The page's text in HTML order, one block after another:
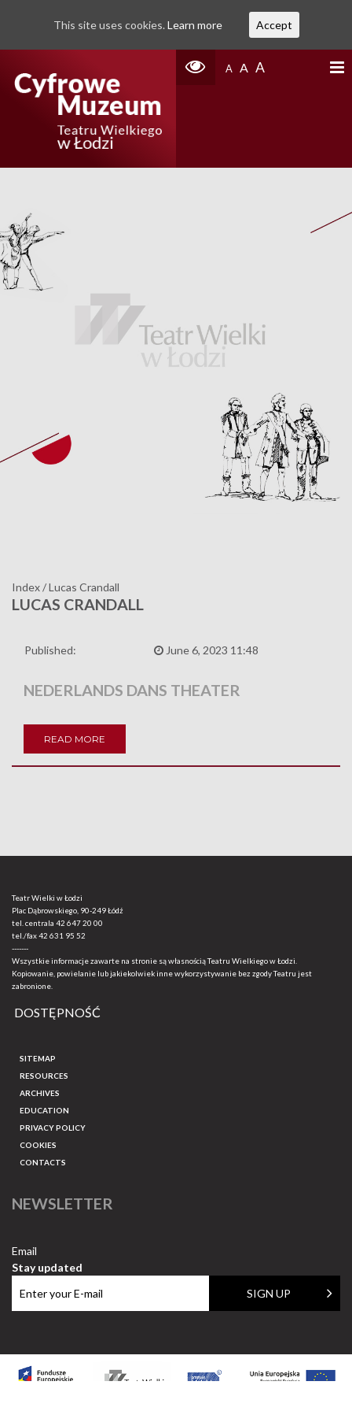
A A A
Index/Lucas Crandall
LUCAS CRANDALL
Published: June 6, 2023 11:48
NEDERLANDS DANS THEATER
READ MORE
Teatr Wielki w Łodzi
Plac Dąbrowskiego, 90-249 Łódź
tel. centrala 42 647 20 00
tel./fax42 631 95 52
-------
Wszystkie informacje zawarte na stronie są własnością Teatru Wielkiego w Łodzi.
Kopiowanie, powielanie lub jakiekolwiek inne wykorzystywanie bez zgody Teatru jest
zabronione.
DOSTĘPNOŚĆ
SITEMAP
RESOURCES
ARCHIVES
EDUCATION
PRIVACY POLICY
COOKIES
CONTACTS
NEWSLETTER
Email
Stay updated
This site uses cookies. Learn more Accept